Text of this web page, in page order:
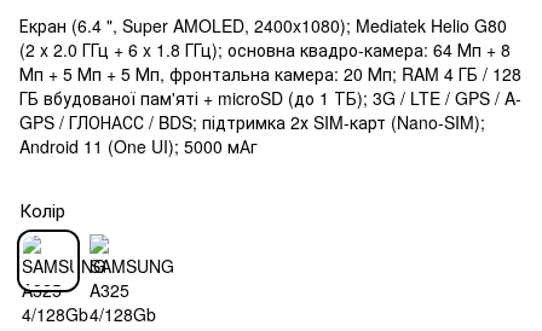
Екран (6.4 ", Super AMOLED, 2400x1080); Mediatek Helio G80
(2 x 2.0 ГГц + 6 x 1.8 ГГц); основна квадро-камера: 64 Мп + 8
Мп + 5 Мп + 5 Мп, фронтальна камера: 20 Мп; RAM 4 ГБ / 128
ГБ вбудованої пам'яті + microSD (до 1 ТБ); 3G / LTE / GPS / A-
GPS / ГЛОНАСС / BDS; підтримка 2х SIM-карт (Nano-SIM);
Android 11 (One UI); 5000 мАг
Колір